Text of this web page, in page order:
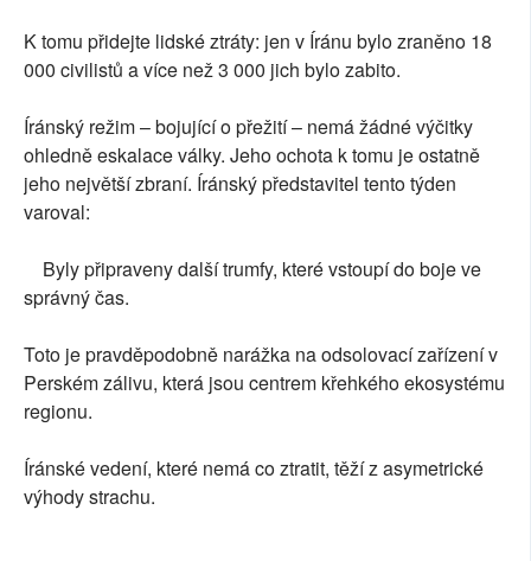
K tomu přidejte lidské ztráty: jen v Íránu bylo zraněno 18
000 civilistů a více než 3 000 jich bylo zabito.
Íránský režim – bojující o přežití – nemá žádné výčitky
ohledně eskalace války. Jeho ochota k tomu je ostatně
jeho největší zbraní. Íránský představitel tento týden
varoval:
Byly připraveny další trumfy, které vstoupí do boje ve
správný čas.
Toto je pravděpodobně narážka na odsolovací zařízení v
Perském zálivu, která jsou centrem křehkého ekosystému
regionu.
Íránské vedení, které nemá co ztratit, těží z asymetrické
výhody strachu.